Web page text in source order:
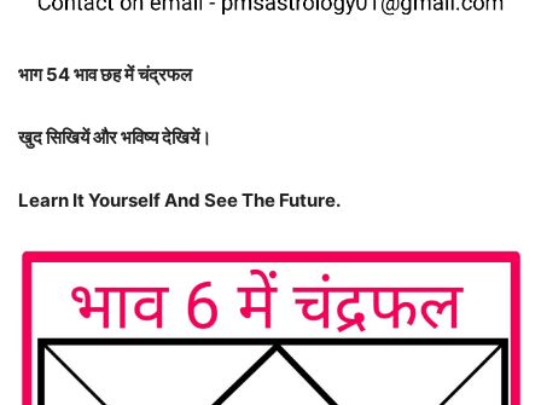
भाग 54 भाव छह में चंद्रफल
खुद सिखियें और भविष्य देखियें।
Learn It Yourself And See The Future.